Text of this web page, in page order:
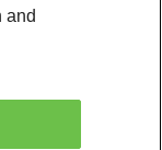
and